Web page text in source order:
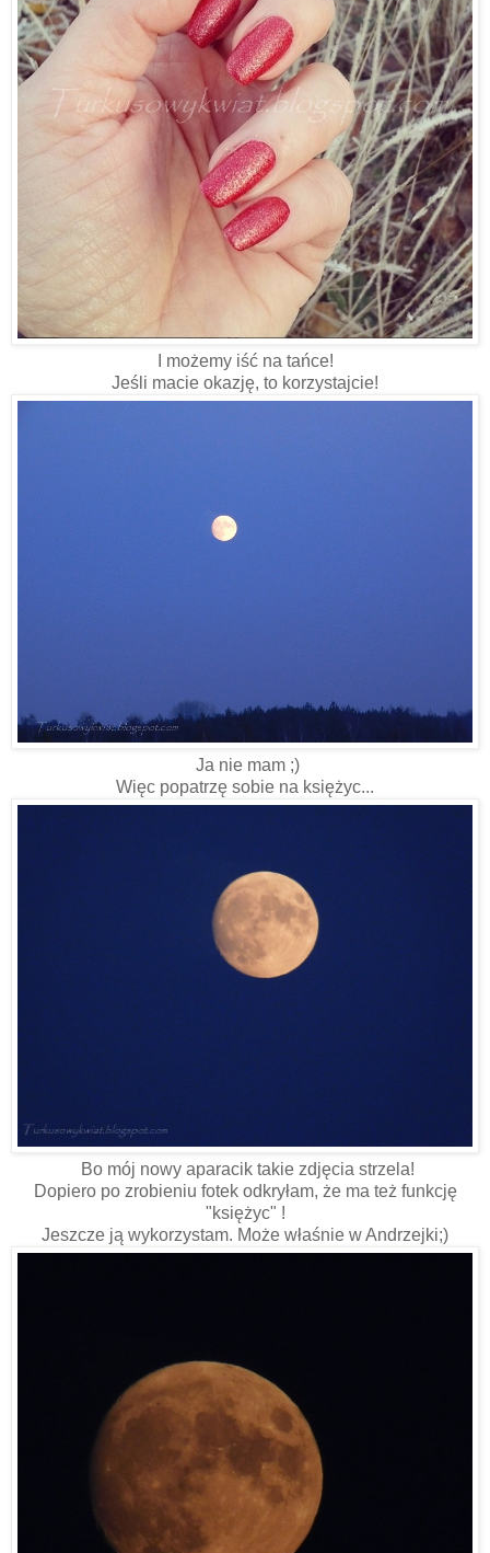
I możemy iść na tańce!
Jeśli macie okazję, to korzystajcie!
Ja nie mam ;)
Więc popatrzę sobie na księżyc...
Bo mój nowy aparacik takie zdjęcia strzela!
Dopiero po zrobieniu fotek odkryłam, że ma też funkcję
"księżyc" !
Jeszcze ją wykorzystam. Może właśnie w Andrzejki;)